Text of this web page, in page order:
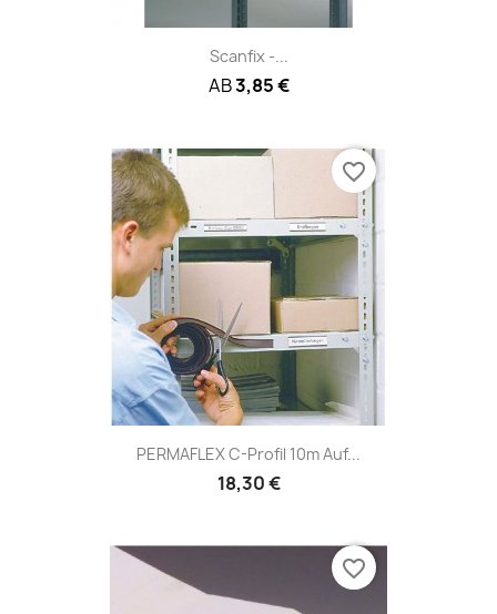
Scanfix -...
AB3,85 €
PERMAFLEX C-Profil 10m Auf...
18,30 €
favorite_border
favorite_border